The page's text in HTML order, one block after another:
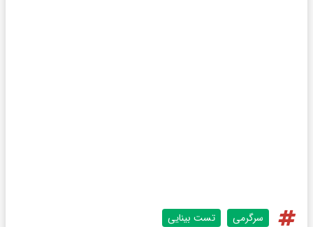
سرگرمی تست بینایی